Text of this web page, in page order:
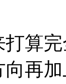
算
再